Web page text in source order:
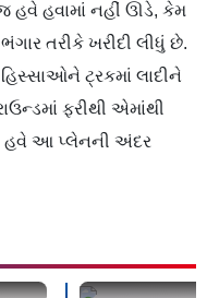
હવામાં નહીં ઊડે, કેમ
તરીકે ખરીદી લીધું છે.
ટ્રકમાં લાદીને
ફરીથી એમાંથી
હવે આ પ્લેનની અંદર